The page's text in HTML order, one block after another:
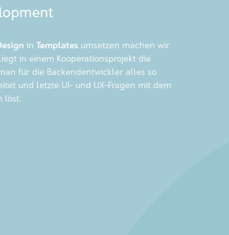
in Templates umsetzen machen wir
in einem Kooperationsprojekt die
für die Backendentwickler alles so
und letzte UI- und UX-Fragen mit dem
löst.